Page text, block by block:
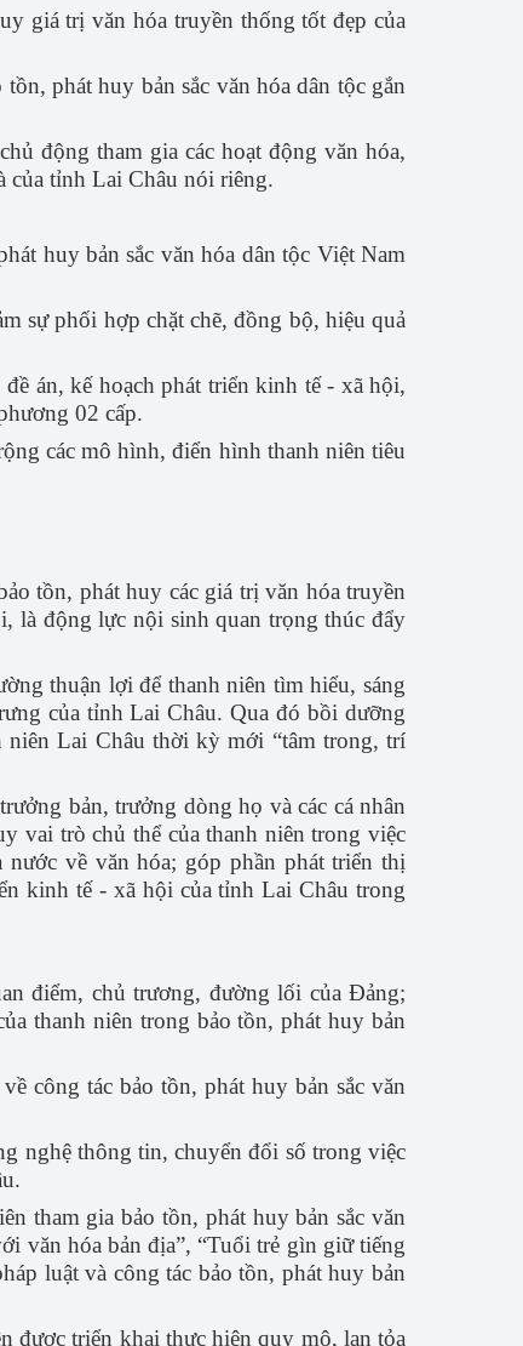
giá trị văn hóa truyền thống tốt đẹp của
phát huy bản sắc văn hóa dân tộc gắn
động tham gia các hoạt động văn hóa,
của tỉnh Lai Châu nói riêng.
huy bản sắc văn hóa dân tộc Việt Nam
sự phối hợp chặt chẽ, đồng bộ, hiệu quả
án, kế hoạch phát triển kinh tế - xã hội,
02 cấp.
các mô hình, điển hình thanh niên tiêu
tồn, phát huy các giá trị văn hóa truyền
là động lực nội sinh quan trọng thúc đẩy
thuận lợi để thanh niên tìm hiểu, sáng
của tỉnh Lai Châu. Qua đó bồi dưỡng
niên Lai Châu thời kỳ mới “tâm trong, trí
bản, trưởng dòng họ và các cá nhân
vai trò chủ thể của thanh niên trong việc
về văn hóa; góp phần phát triển thị
kinh tế - xã hội của tỉnh Lai Châu trong
điểm, chủ trương, đường lối của Đảng;
thanh niên trong bảo tồn, phát huy bản
công tác bảo tồn, phát huy bản sắc văn
nghệ thông tin, chuyển đổi số trong việc
tham gia bảo tồn, phát huy bản sắc văn
văn hóa bản địa”, “Tuổi trẻ gìn giữ tiếng
luật và công tác bảo tồn, phát huy bản
được triển khai thực hiện quy mô, lan tỏa